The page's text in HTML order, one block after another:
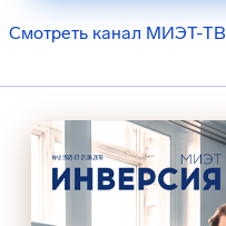
Смотреть канал МИЭТ-ТВ